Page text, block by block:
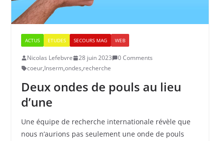
ACTUS ETUDES SECOURS MAG WEB
Nicolas Lefebvre 28 juin 2023
0 Comments
coeur,Inserm,ondes,recherche
Deux ondes de pouls au lieu
d’une
Une équipe de recherche internationale révèle que
nous n’aurions pas seulement une onde de pouls